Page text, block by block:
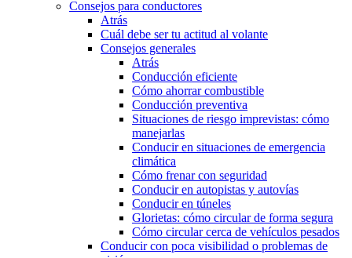
Consejos para conductores
Atrás
Cuál debe ser tu actitud al volante
Consejos generales
Atrás
Conducción eficiente
Cómo ahorrar combustible
Conducción preventiva
Situaciones de riesgo imprevistas: cómo
manejarlas
Conducir en situaciones de emergencia
climática
Cómo frenar con seguridad
Conducir en autopistas y autovías
Conducir en túneles
Glorietas: cómo circular de forma segura
Cómo circular cerca de vehículos pesados
Conducir con poca visibilidad o problemas de